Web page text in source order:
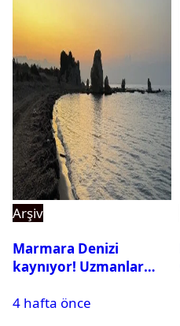
Arşiv
Marmara Denizi
kaynıyor! Uzmanlar
4 hafta önce